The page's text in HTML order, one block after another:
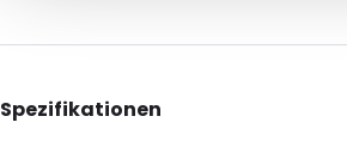
Spezifikationen